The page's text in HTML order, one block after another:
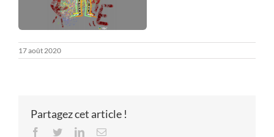
17 août 2020
Partagez cet article !
Facebook
TwitterLinkedInEmail